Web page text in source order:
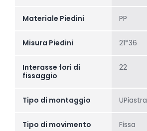
Materiale Piedini PP
Misura Piedini 21*36
Interasse fori di
fissaggio
22
Tipo di montaggio UPiastra
Tipo di movimento Fissa